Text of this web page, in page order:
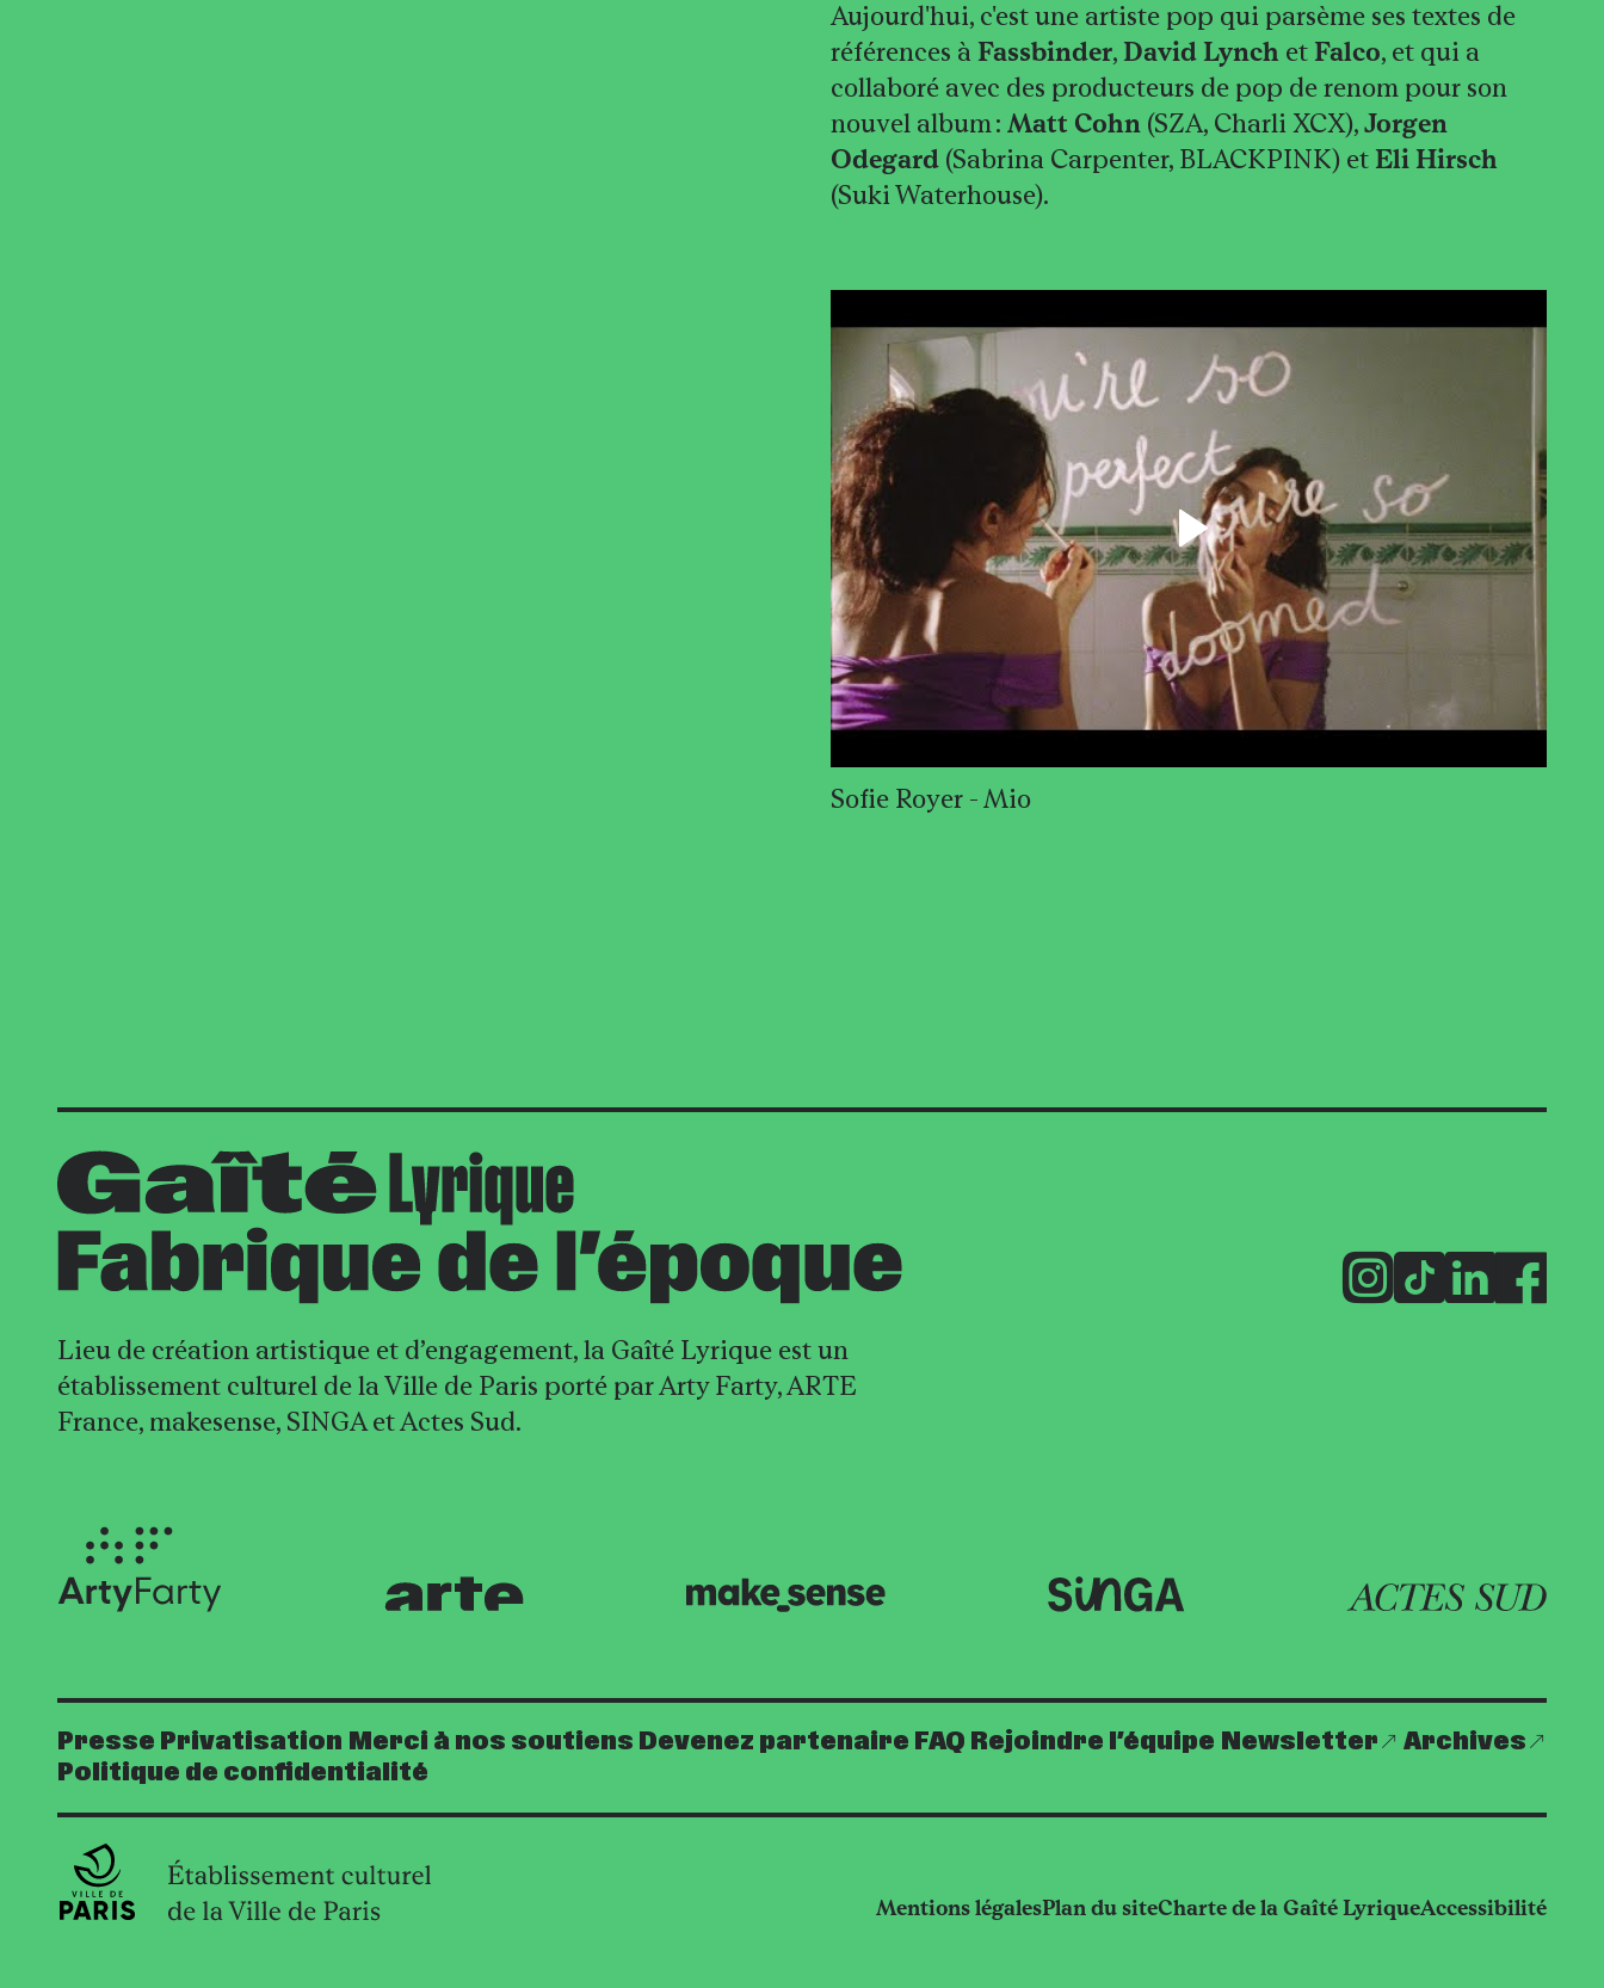
Aujourd'hui, c'est une artiste pop qui parsème ses textes de
références à Fassbinder, David Lynch et Falco, et qui a
collaboré avec des producteurs de pop de renom pour son
nouvel album : Matt Cohn (SZA, Charli XCX),Jorgen
Odegard (Sabrina Carpenter, BLACKPINK) et Eli Hirsch
(Suki Waterhouse).
Lancer la vidéo - Sofie Royer -
Sofie Royer - Mio
Lieu de création artistique et d’engagement, la Gaîté Lyrique est un
établissement culturel de la Ville de Paris porté par Arty Farty, ARTE
France, makesense, SINGA et Actes Sud.
Presse Privatisation Merci à nos soutiens Devenez partenaire FAQ Rejoindre l’équipe Newsletter
Archives
Politique de confidentialité
Mentions légalesPlan du siteCharte de la Gaîté LyriqueAccessibilité